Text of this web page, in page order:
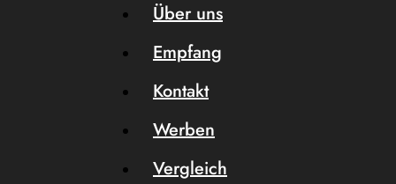
Über uns
Empfang
Kontakt
Werben
Vergleich